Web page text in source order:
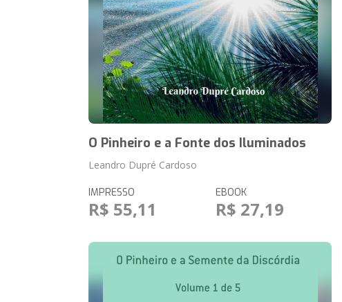
O Pinheiro e a Fonte dos Iluminados
Leandro Dupré Cardoso
IMPRESSO
R$ 55,11
EBOOK
R$ 27,19